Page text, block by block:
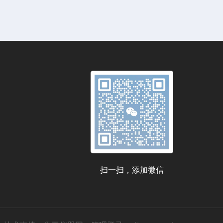
扫一扫，添加微信